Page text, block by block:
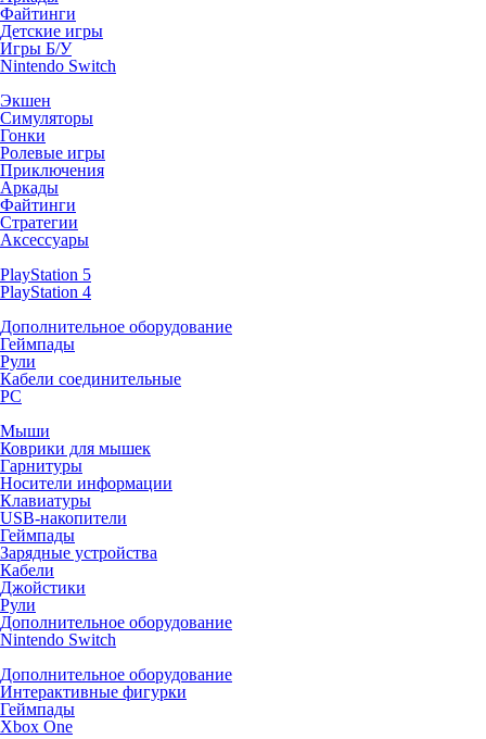
Файтинги
Детские игры
Игры Б/У
Nintendo Switch
Экшен
Симуляторы
Гонки
Ролевые игры
Приключения
Аркады
Файтинги
Стратегии
Аксессуары
PlayStation 5
PlayStation 4
Дополнительное оборудование
Геймпады
Рули
Кабели соединительные
PC
Мыши
Коврики для мышек
Гарнитуры
Носители информации
Клавиатуры
USB-накопители
Геймпады
Зарядные устройства
Кабели
Джойстики
Рули
Дополнительное оборудование
Nintendo Switch
Дополнительное оборудование
Интерактивные фигурки
Геймпады
Xbox One